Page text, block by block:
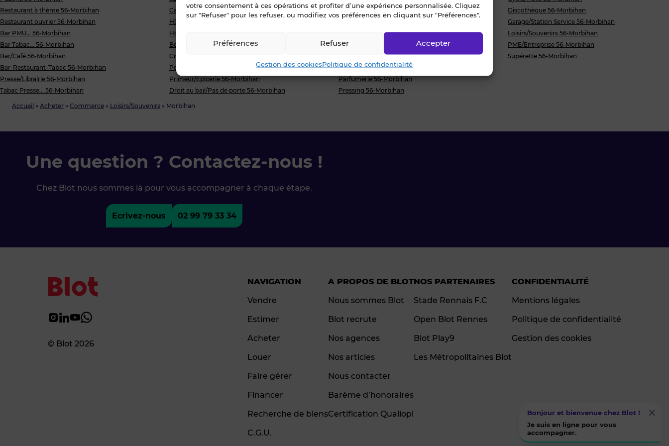
votre consentement à ces opérations et profiter d’une expérience personnalisée. Cliquez
sur "Refuser" pour les refuser, ou modifiez vos préférences en cliquant sur "Préférences".
Accepter
Refuser
Préférences
Gestion des cookiesPolitique de confidentialité
Accueil » Acheter » Commerce » Loisirs/Souvenirs » Morbihan
Restaurant à thème 56-Morbihan
Restaurant ouvrier 56-Morbihan
Bar PMU... 56-Morbihan
Bar Tabac... 56-Morbihan
Bar/Café 56-Morbihan
Bar-Restaurant-Tabac 56-Morbihan
Presse/Librairie 56-Morbihan
Tabac Presse... 56-Morbihan
Camping 56-Morbihan
Hôtel 56-Morbihan
Hôtel Restaurant 56-Morbihan
Boucherie Charcuterie Traiteur 56-Morbihan
Crèmerie/Fromagerie 56-Morbihan
Poissonnerie 56-Morbihan
Primeur/Epicerie 56-Morbihan
Droit au bail/Pas de porte 56-Morbihan
Bijouterie 56-Morbihan
Coiffure/Esthétique 56-Morbihan
Décoration/Ameublement 56-Morbihan
Fleuriste 56-Morbihan
Multiservices/Mercerie 56-Morbihan
Parfumerie 56-Morbihan
Pressing 56-Morbihan
Discothèque 56-Morbihan
Garage/Station Service 56-Morbihan
Loisirs/Souvenirs 56-Morbihan
PME/Entreprise 56-Morbihan
Supérette 56-Morbihan
Une question ? Contactez-nous !
Chez Blot nous sommes là pour vous accompagner à chaque étape.
Ecrivez-nous 02 99 79 33 34
© Blot 2026
NAVIGATION
Vendre
Estimer
Acheter
Louer
Faire gérer
Financer
Recherche de biens
C.G.U.
A PROPOS DE BLOT
Nous sommes Blot
Blot recrute
Nos agences
Nos articles
Nous contacter
Barème d’honoraires
Certification Qualiopi
NOS PARTENAIRES
Stade Rennais F.C
Open Blot Rennes
Blot Play9
Les Métropolitaines Blot
CONFIDENTIALITÉ
Mentions légales
Politique de confidentialité
Gestion des cookies
Bonjour et bienvenue chez Blot !
Je suis en ligne pour vous
accompagner.